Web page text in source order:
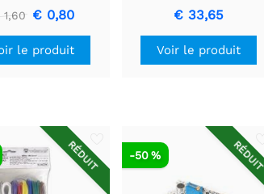
1,60 € 0,80
le produit
€ 33,65
Voir le produit
RÉDUIT -50 %